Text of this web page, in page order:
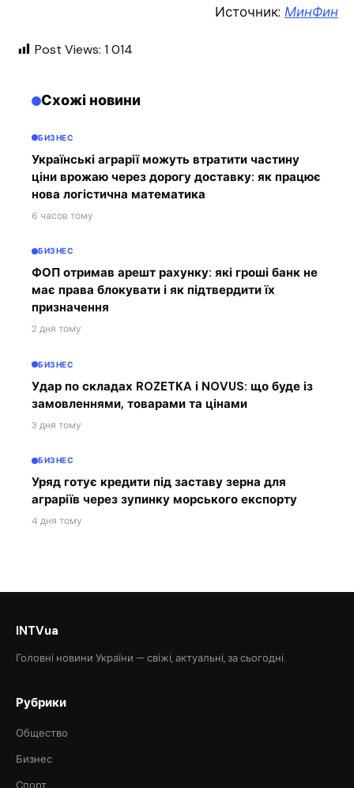
Источник: МинФин
Post Views: 1 014
Схожі новини
БИЗНЕС
Українські аграрії можуть втратити частину
ціни врожаю через дорогу доставку: як працює
нова логістична математика
6 часов тому
БИЗНЕС
ФОП отримав арешт рахунку: які гроші банк не
має права блокувати і як підтвердити їх
призначення
2 дня тому
БИЗНЕС
Удар по складах ROZETKA і NOVUS: що буде із
замовленнями, товарами та цінами
3 дня тому
БИЗНЕС
Уряд готує кредити під заставу зерна для
аграріїв через зупинку морського експорту
4 дня тому
INTVua
Головні новини України — свіжі, актуальні, за сьогодні.
Рубрики
Общество
Бизнес